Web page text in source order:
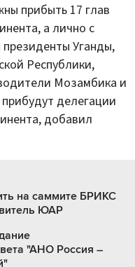
прибыть 17 глав
а лично с
Уганды,
Республики,
Мозамбика и
делегации
добавил
на саммите БРИКС
ЮАР
"АНО Россия –